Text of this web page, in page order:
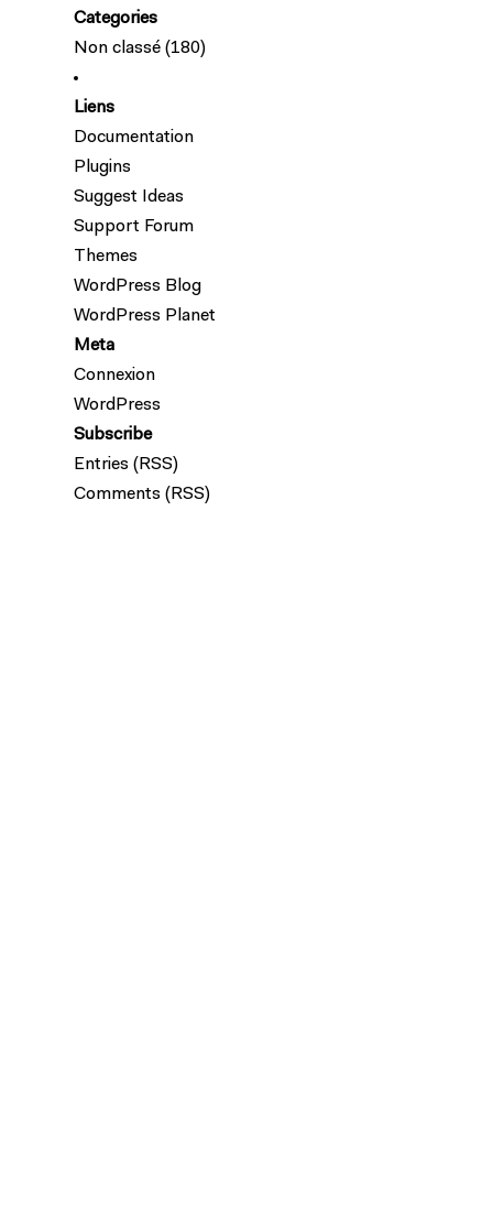
Categories
Non classé (180)
Liens
Documentation
Plugins
Suggest Ideas
Support Forum
Themes
WordPress Blog
WordPress Planet
Meta
Connexion
WordPress
Subscribe
Entries (RSS)
Comments (RSS)